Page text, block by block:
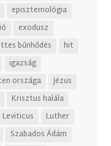
episztemológia
exodusz
bűnhődés
hit
igazság
országa
Jézus
Krisztus halála
Leviticus
Luther
Szabados Ádám